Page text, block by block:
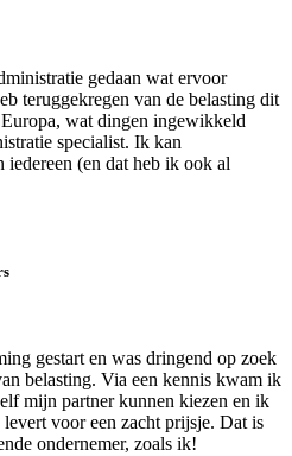
gedaan wat ervoor
teruggekregen van de belasting dit
wat dingen ingewikkeld
specialist. Ik kan
iedereen (en dat heb ik ook al
gestart en was dringend op zoek
belasting. Via een kennis kwam ik
mijn partner kunnen kiezen en ik
voor een zacht prijsje. Dat is
ondernemer, zoals ik!